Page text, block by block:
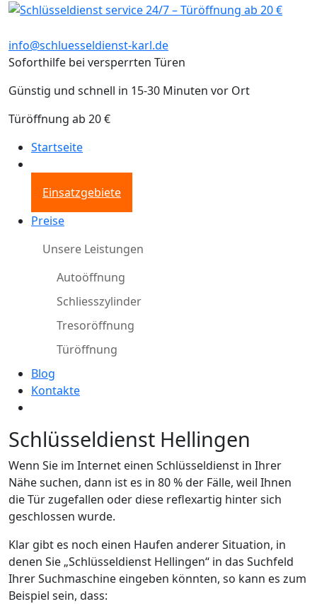
info@schluesseldienst-karl.de
Soforthilfe bei versperrten Türen
Günstig und schnell in 15-30 Minuten vor Ort
Türöffnung ab 20 €
Startseite
Einsatzgebiete
Preise
Unsere Leistungen
Autoöffnung
Schliesszylinder
Tresoröffnung
Türöffnung
Blog
Kontakte
Schlüsseldienst Hellingen
Wenn Sie im Internet einen Schlüsseldienst in Ihrer
Nähe suchen, dann ist es in 80 % der Fälle, weil Ihnen
die Tür zugefallen oder diese reflexartig hinter sich
geschlossen wurde.
Klar gibt es noch einen Haufen anderer Situation, in
denen Sie „Schlüsseldienst Hellingen“ in das Suchfeld
Ihrer Suchmaschine eingeben könnten, so kann es zum
Beispiel sein, dass: